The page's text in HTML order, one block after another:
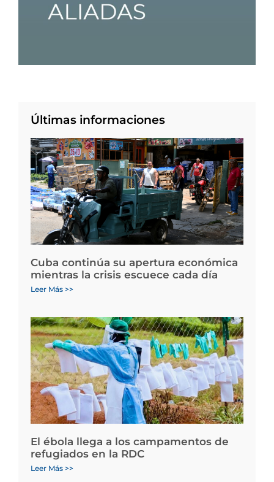
Últimas informaciones
Cuba continúa su apertura económica
mientras la crisis escuece cada día
Leer Más >>
El ébola llega a los campamentos de
refugiados en la RDC
Leer Más >>